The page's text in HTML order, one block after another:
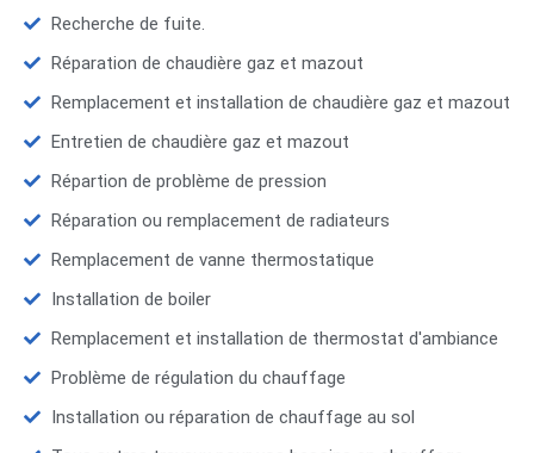
Recherche de fuite.
Réparation de chaudière gaz et mazout
Remplacement et installation de chaudière gaz et mazout
Entretien de chaudière gaz et mazout
Répartion de problème de pression
Réparation ou remplacement de radiateurs
Remplacement de vanne thermostatique
Installation de boiler
Remplacement et installation de thermostat d'ambiance
Problème de régulation du chauffage
Installation ou réparation de chauffage au sol